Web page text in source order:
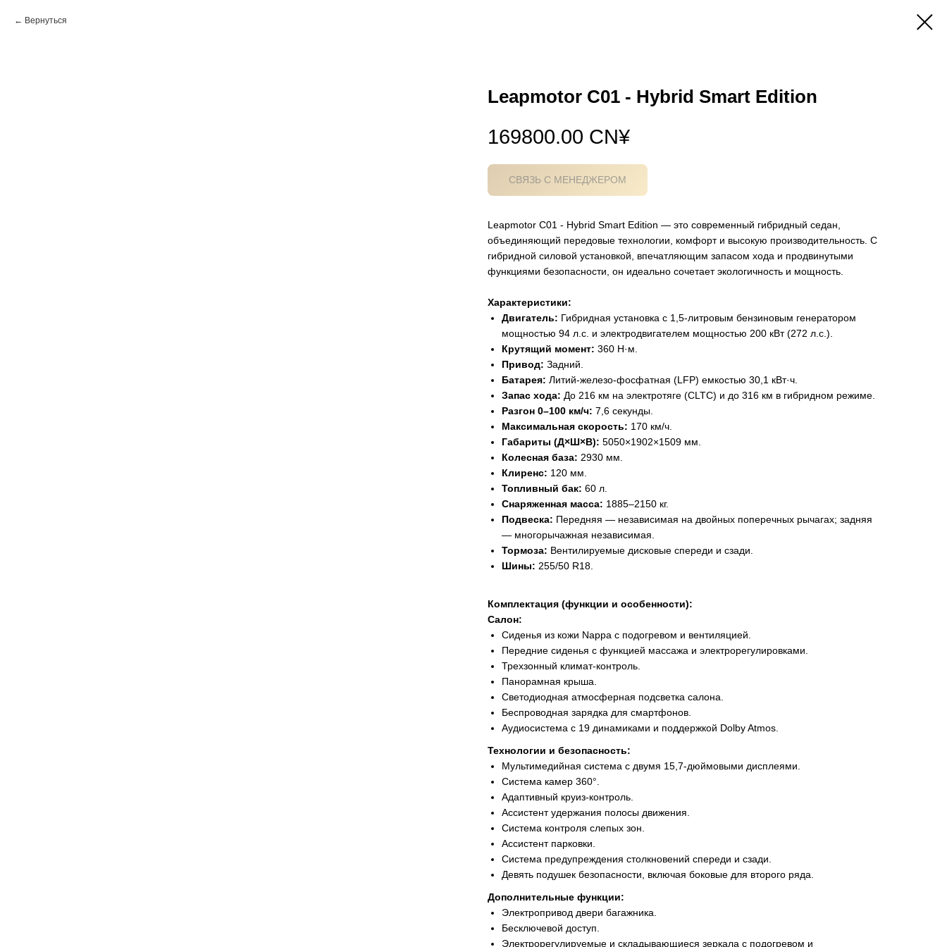
Вернуться
Leapmotor C01 - Hybrid Smart Edition
169800.00 CN¥
СВЯЗЬ С МЕНЕДЖЕРОМ
Leapmotor C01 - Hybrid Smart Edition — это современный гибридный седан,
объединяющий передовые технологии, комфорт и высокую производительность. С
гибридной силовой установкой, впечатляющим запасом хода и продвинутыми
функциями безопасности, он идеально сочетает экологичность и мощность.
Характеристики:
Двигатель: Гибридная установка с 1,5-литровым бензиновым генератором
мощностью 94 л.с. и электродвигателем мощностью 200 кВт (272 л.с.).
Крутящий момент: 360 Н·м.
Привод: Задний.
Батарея: Литий-железо-фосфатная (LFP) емкостью 30,1 кВт·ч.
Запас хода: До 216 км на электротяге (CLTC) и до 316 км в гибридном режиме.
Разгон 0–100 км/ч: 7,6 секунды.
Максимальная скорость: 170 км/ч.
Габариты (Д×Ш×В): 5050×1902×1509 мм.
Колесная база: 2930 мм.
Клиренс: 120 мм.
Топливный бак: 60 л.
Снаряженная масса: 1885–2150 кг.
Подвеска: Передняя — независимая на двойных поперечных рычагах; задняя
— многорычажная независимая.
Тормоза: Вентилируемые дисковые спереди и сзади.
Шины: 255/50 R18.
Комплектация (функции и особенности):
Салон:
Сиденья из кожи Nappa с подогревом и вентиляцией.
Передние сиденья с функцией массажа и электрорегулировками.
Трехзонный климат-контроль.
Панорамная крыша.
Светодиодная атмосферная подсветка салона.
Беспроводная зарядка для смартфонов.
Аудиосистема с 19 динамиками и поддержкой Dolby Atmos.
Технологии и безопасность:
Мультимедийная система с двумя 15,7-дюймовыми дисплеями.
Система камер 360°.
Адаптивный круиз-контроль.
Ассистент удержания полосы движения.
Система контроля слепых зон.
Ассистент парковки.
Система предупреждения столкновений спереди и сзади.
Девять подушек безопасности, включая боковые для второго ряда.
Дополнительные функции:
Электропривод двери багажника.
Бесключевой доступ.
Электрорегулируемые и складывающиеся зеркала с подогревом и